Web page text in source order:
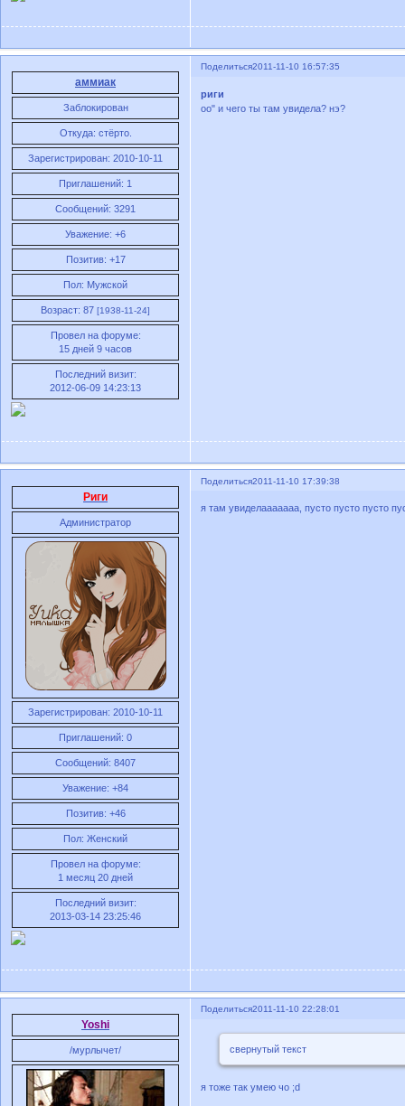
Поделиться2011-11-10 16:57:35
аммиак
Заблокирован
Откуда: стёрто.
Зарегистрирован: 2010-10-11
Приглашений: 1
Сообщений: 3291
Уважение: +6
Позитив: +17
Пол: Мужской
Возраст: 87 [1938-11-24]
Провел на форуме:
15 дней 9 часов
Последний визит:
2012-06-09 14:23:13
риги
оо" и чего ты там увидела? нэ?
Поделиться2011-11-10 17:39:38
Риги
Администратор
Зарегистрирован: 2010-10-11
Приглашений: 0
Сообщений: 8407
Уважение: +84
Позитив: +46
Пол: Женский
Провел на форуме:
1 месяц 20 дней
Последний визит:
2013-03-14 23:25:46
я там увиделааааааа, пусто пусто пусто
Поделиться2011-11-10 22:28:01
Yoshi
/мурлычет/ свернутый текст
я тоже так умею чо ;d